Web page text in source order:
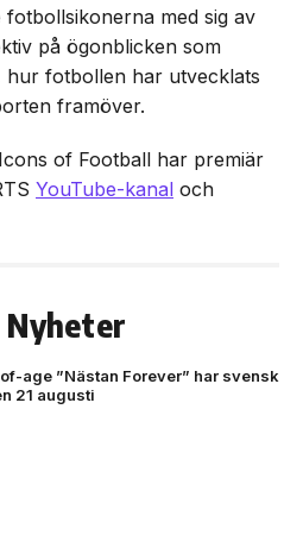
med sig av
på ögonblicken som
fotbollen har utvecklats
framöver.
of Football har premiär
YouTube-kanal och
Nyheter
age ”Nästan Forever” har svensk
21 augusti